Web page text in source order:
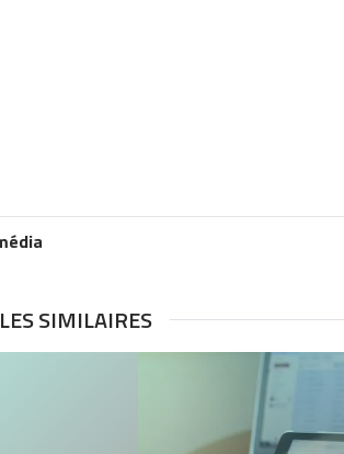
SIMILAIRES